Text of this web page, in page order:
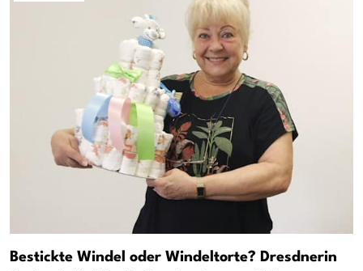
Bestickte Windel oder Windeltorte? Dresdnerin